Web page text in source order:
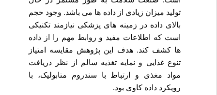
تولید میزان زیادی از داده ها می باشد. وجود حجم
بالای داده در زمینه های پزشکی نیازمند تکنیکی
است که اطلاعات مفید و روابط مهم را از داده
ها کشف کند. هدف این پژوهش مقایسه امتیاز
تنوع غذایی و نمایه تغذیه سالم از نظر دریافت
مواد مغذی و ارتباط با سندروم متابولیک، با
رویکرد داده کاوی بود.